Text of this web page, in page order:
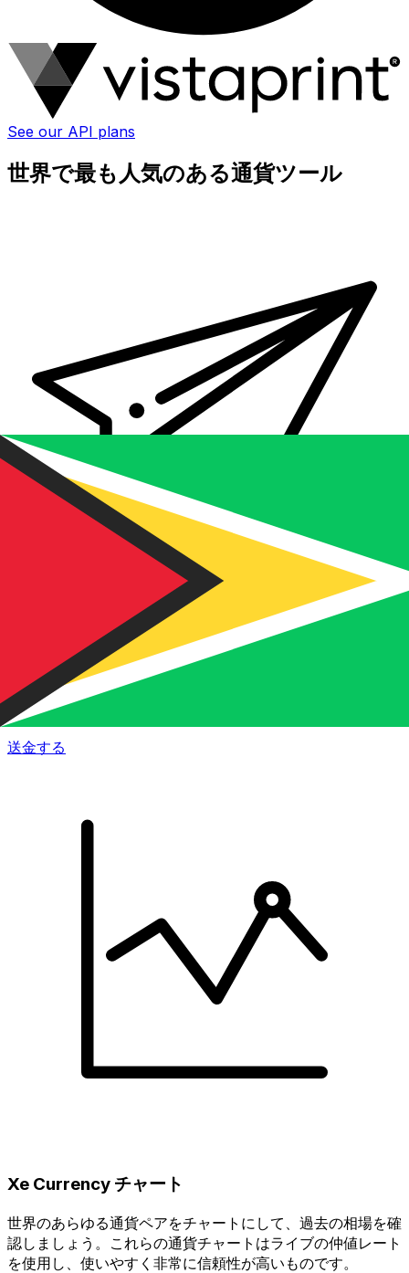
See our API plans
世界で最も人気のある通貨ツール
Xe 国際送金
オンラインの送金が迅速、安全、簡単に行えます。ライブの
追跡と通知に加え、柔軟な配信と支払いオプションをご利用
いただけます。
送金する
Xe Currency チャート
世界のあらゆる通貨ペアをチャートにして、過去の相場を確
認しましょう。これらの通貨チャートはライブの仲値レート
を使用し、使いやすく非常に信頼性が高いものです。